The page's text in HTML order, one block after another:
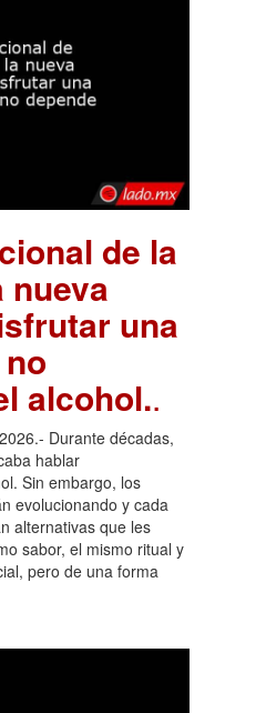
de la
nueva
una
alcohol..
Durante décadas,
hablar
Sin embargo, los
evolucionando y cada
alternativas que les
sabor, el mismo ritual y
pero de una forma